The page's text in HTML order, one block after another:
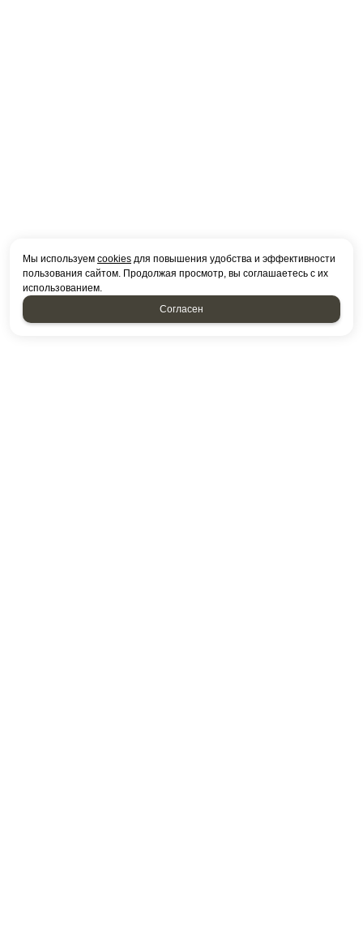
Мы используем cookies для повышения удобства и эффективности
пользования сайтом. Продолжая просмотр, вы соглашаетесь с их
использованием.
Согласен